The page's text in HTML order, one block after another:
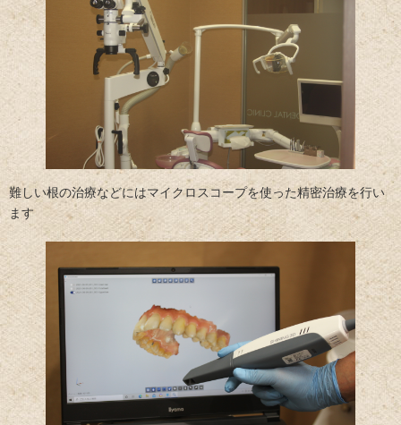
難しい根の治療などにはマイクロスコープを使った精密治療を行い
ます